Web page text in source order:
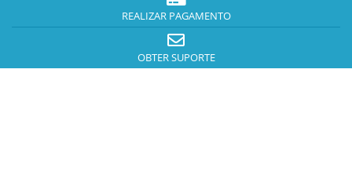
REALIZAR PAGAMENTO
OBTER SUPORTE